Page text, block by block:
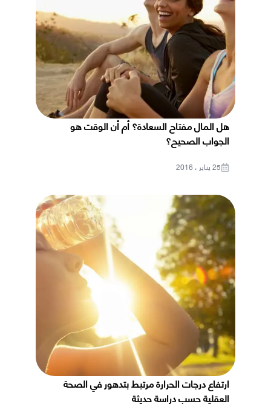
هل المال مفتاح السعادة؟ أم أن الوقت هو
الجواب الصحيح؟
25 يناير ، 2016
ارتفاع درجات الحرارة مرتبط بتدهور في الصحة
العقلية حسب دراسة حديثة